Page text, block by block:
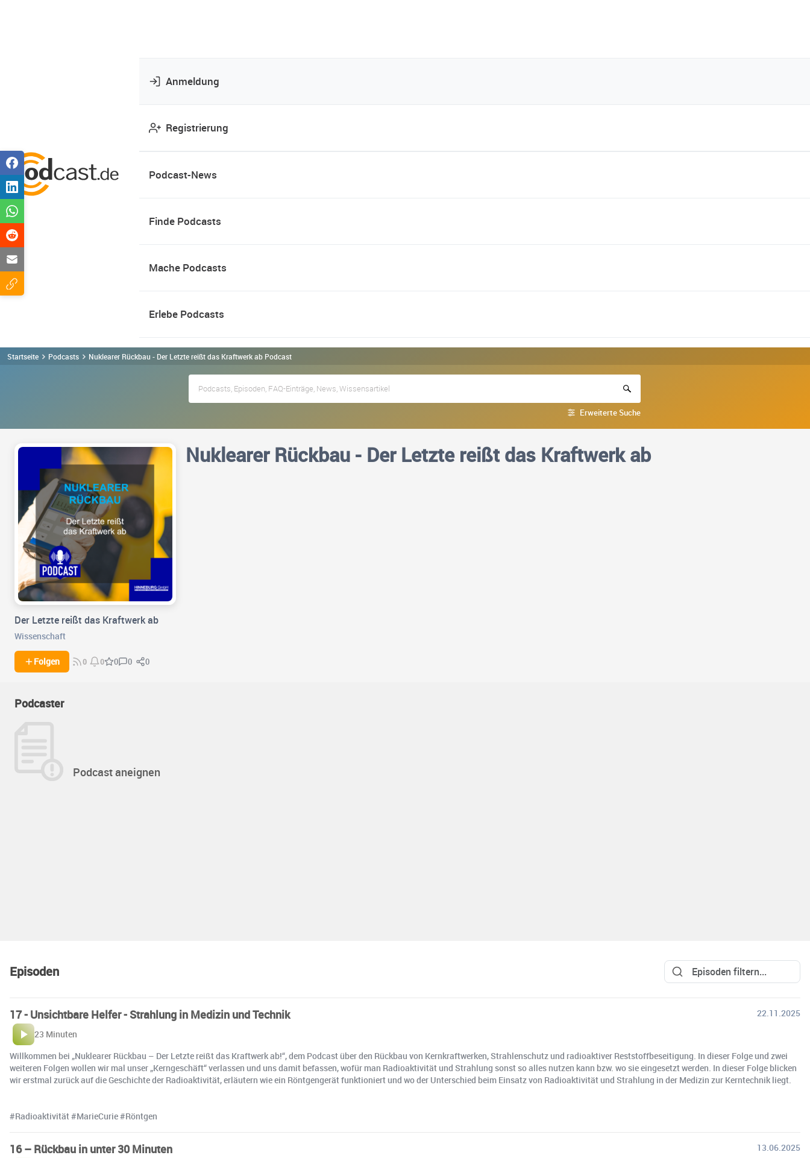
Anmeldung
Registrierung
Podcast-News
Finde Podcasts
Mache Podcasts
Erlebe Podcasts
Startseite Podcasts Nuklearer Rückbau - Der Letzte reißt das Kraftwerk ab Podcast
Erweiterte Suche
Nuklearer Rückbau - Der Letzte reißt das Kraftwerk ab
Der Letzte reißt das Kraftwerk ab
Wissenschaft
Folgen 0 0 0 0 0
Podcaster
Podcast aneignen
Episoden
17 - Unsichtbare Helfer - Strahlung in Medizin und Technik
22.11.2025
23 Minuten
Willkommen bei „Nuklearer Rückbau – Der Letzte reißt das Kraftwerk ab!“, dem Podcast über den Rückbau von Kernkraftwerken, Strahlenschutz und radioaktiver Reststoffbeseitigung. In dieser Folge und zwei
weiteren Folgen wollen wir mal unser „Kerngeschäft“ verlassen und uns damit befassen, wofür man Radioaktivität und Strahlung sonst so alles nutzen kann bzw. wo sie eingesetzt werden. In dieser Folge blicken
wir erstmal zurück auf die Geschichte der Radioaktivität, erläutern wie ein Röntgengerät funktioniert und wo der Unterschied beim Einsatz von Radioaktivität und Strahlung in der Medizin zur Kerntechnik liegt.
#Radioaktivität #MarieCurie #Röntgen
16 – Rückbau in unter 30 Minuten
13.06.2025